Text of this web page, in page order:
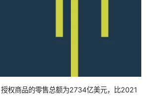
权商品的零售总额为2734亿美元，比2021